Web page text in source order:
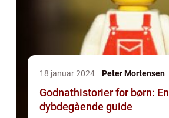
18 januar 2024 Peter Mortensen
Godnathistorier for børn: En
dybdegående guide